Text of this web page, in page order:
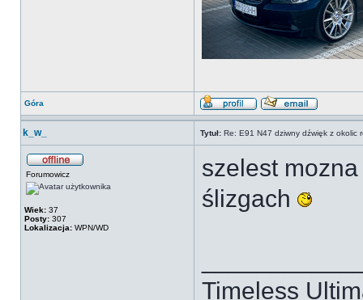
Góra
k_w_ Tytuł: Re: E91 N47 dziwny dźwięk z okolic
Forumowicz
Wiek: 37
Posty: 307
Lokalizacja: WPN/WD
szelest
ślizgach
Timeless